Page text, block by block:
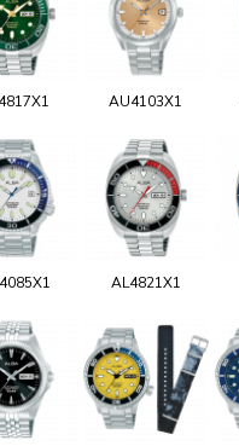
AU4103X1
AL4821X1